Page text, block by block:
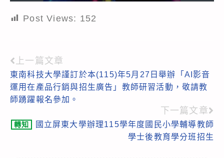
Post Views: 152
Read
more
articles
上一篇文章
東南科技大學謹訂於本(115)年5月27日舉辦「AI影音
運用在產品行銷與招生廣告」教師研習活動，敬請教
師踴躍報名參加。
下一篇文章
轉知
國立屏東大學辦理115學年度國民小學輔導教師
學士後教育學分班招生